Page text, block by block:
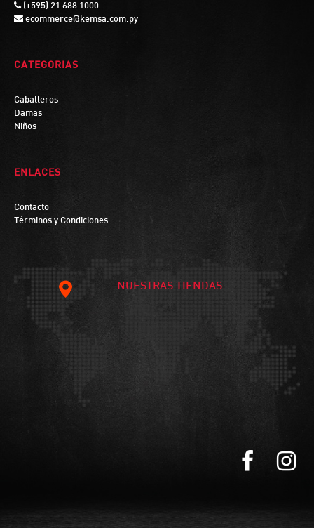
(+595) 21 688 1000
ecommerce@kemsa.com.py
CATEGORIAS
Caballeros
Damas
Niños
ENLACES
Contacto
Términos y Condiciones
NUESTRAS TIENDAS